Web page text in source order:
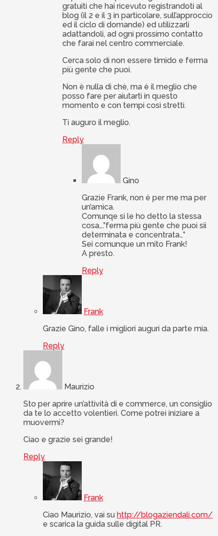
gratuiti che hai ricevuto registrandoti al
blog (il 2 e il 3 in particolare, sull’approccio
ed il ciclo di domande) ed utilizzarli
adattandoli, ad ogni prossimo contatto
che farai nel centro commerciale.
Cerca solo di non essere timido e ferma
più gente che puoi.
Non è nulla di chè, ma è il meglio che
posso fare per aiutarti in questo
momento e con tempi così stretti.
Ti auguro il meglio.
Reply
Gino
Grazie Frank, non è per me ma per
un’amica.
Comunqe si le ho detto la stessa
cosa….”ferma più gente che puoi sii
determinata e concentrata…”
Sei comunque un mito Frank!
A presto.
Reply
Frank
Grazie Gino, falle i migliori auguri da parte mia.
Reply
Maurizio
Sto per aprire un’attività di e commerce, un consiglio
da te lo accetto volentieri. Come potrei iniziare a
muovermi?
Ciao e grazie sei grande!
Reply
Frank
Ciao Maurizio, vai su http://blogaziendali.com/
e scarica la guida sulle digital PR.